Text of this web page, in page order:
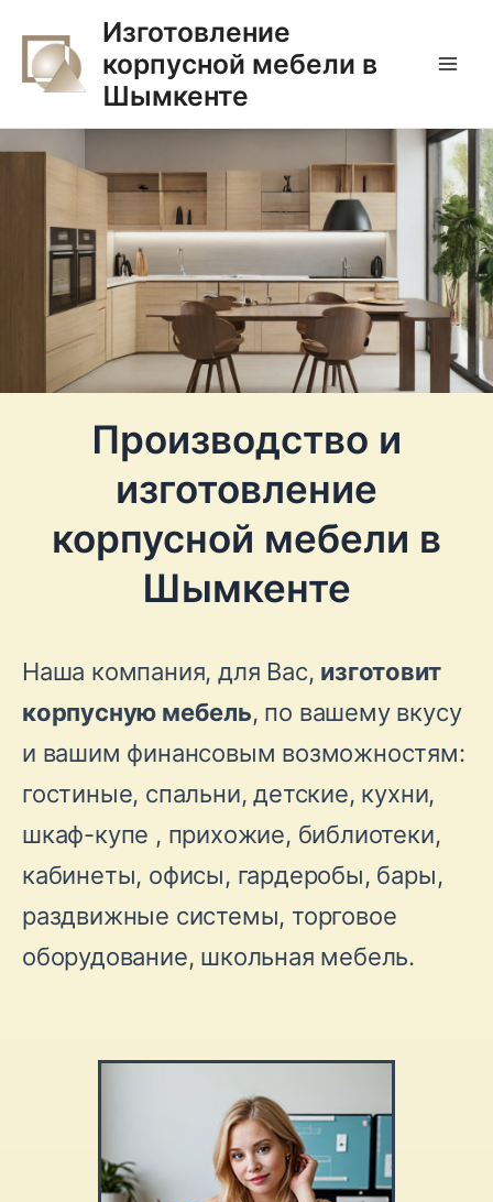
содержимому
Изготовление
корпусной мебели в
Шымкенте
Производство и
изготовление
корпусной мебели в
Шымкенте
Наша компания, для Вас, изготовит
корпусную мебель, по вашему вкусу
и вашим финансовым возможностям:
гостиные, спальни, детские, кухни,
шкаф-купе , прихожие, библиотеки,
кабинеты, офисы, гардеробы, бары,
раздвижные системы, торговое
оборудование, школьная мебель.